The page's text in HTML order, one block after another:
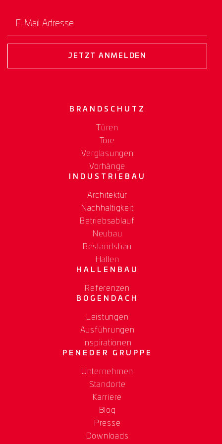
E-Mail Adresse
JETZT ANMELDEN
BRANDSCHUTZ
Türen
Tore
Verglasungen
Vorhänge
INDUSTRIEBAU
Architektur
Nachhaltigkeit
Betriebsablauf
Neubau
Bestandsbau
Hallen
HALLENBAU
Referenzen
BOGENDACH
Leistungen
Ausführungen
Inspirationen
PENEDER GRUPPE
Unternehmen
Standorte
Karriere
Blog
Presse
Downloads